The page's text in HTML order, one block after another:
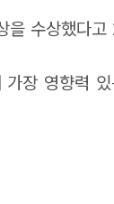
수상했다고
장 영향력